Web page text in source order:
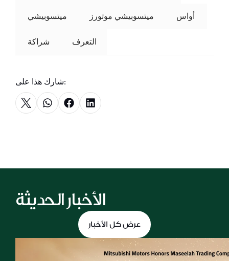
ميتسوبيشي موتورز
التعرف
شارك هذا على:
الأخبار الحديثة
عرض كل الأخبار